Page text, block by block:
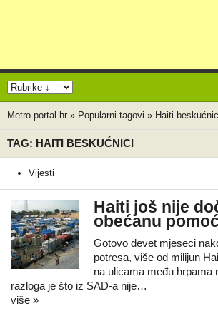
Metro-portal.hr » Popularni tagovi » Haiti
TAG: HAITI BESKUĆNICI
Vijesti
Haiti još nije
obećanu pomoć
Gotovo devet mjeseci
potresa, više od milijun
na ulicama među hrpama
razloga je što iz SAD-a nije…
više »